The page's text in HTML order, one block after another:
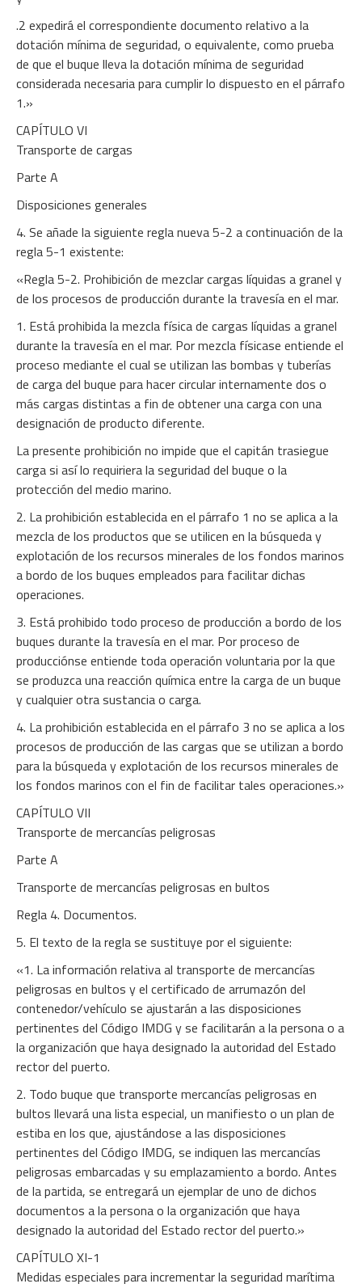
.2 expedirá el correspondiente documento relativo a la
dotación mínima de seguridad, o equivalente, como prueba
de que el buque lleva la dotación mínima de seguridad
considerada necesaria para cumplir lo dispuesto en el párrafo
1.»
CAPÍTULO VI
Transporte de cargas
Parte A
Disposiciones generales
4. Se añade la siguiente regla nueva 5-2 a continuación de la
regla 5-1 existente:
«Regla 5-2. Prohibición de mezclar cargas líquidas a granel y
de los procesos de producción durante la travesía en el mar.
1. Está prohibida la mezcla física de cargas líquidas a granel
durante la travesía en el mar. Por mezcla físicase entiende el
proceso mediante el cual se utilizan las bombas y tuberías
de carga del buque para hacer circular internamente dos o
más cargas distintas a fin de obtener una carga con una
designación de producto diferente.
La presente prohibición no impide que el capitán trasiegue
carga si así lo requiriera la seguridad del buque o la
protección del medio marino.
2. La prohibición establecida en el párrafo 1 no se aplica a la
mezcla de los productos que se utilicen en la búsqueda y
explotación de los recursos minerales de los fondos marinos
a bordo de los buques empleados para facilitar dichas
operaciones.
3. Está prohibido todo proceso de producción a bordo de los
buques durante la travesía en el mar. Por proceso de
producciónse entiende toda operación voluntaria por la que
se produzca una reacción química entre la carga de un buque
y cualquier otra sustancia o carga.
4. La prohibición establecida en el párrafo 3 no se aplica a los
procesos de producción de las cargas que se utilizan a bordo
para la búsqueda y explotación de los recursos minerales de
los fondos marinos con el fin de facilitar tales operaciones.»
CAPÍTULO VII
Transporte de mercancías peligrosas
Parte A
Transporte de mercancías peligrosas en bultos
Regla 4. Documentos.
5. El texto de la regla se sustituye por el siguiente:
«1. La información relativa al transporte de mercancías
peligrosas en bultos y el certificado de arrumazón del
contenedor/vehículo se ajustarán a las disposiciones
pertinentes del Código IMDG y se facilitarán a la persona o a
la organización que haya designado la autoridad del Estado
rector del puerto.
2. Todo buque que transporte mercancías peligrosas en
bultos llevará una lista especial, un manifiesto o un plan de
estiba en los que, ajustándose a las disposiciones
pertinentes del Código IMDG, se indiquen las mercancías
peligrosas embarcadas y su emplazamiento a bordo. Antes
de la partida, se entregará un ejemplar de uno de dichos
documentos a la persona o la organización que haya
designado la autoridad del Estado rector del puerto.»
CAPÍTULO XI-1
Medidas especiales para incrementar la seguridad marítima